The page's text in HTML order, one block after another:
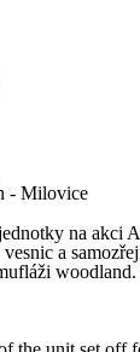
- Milovice
na akci
a